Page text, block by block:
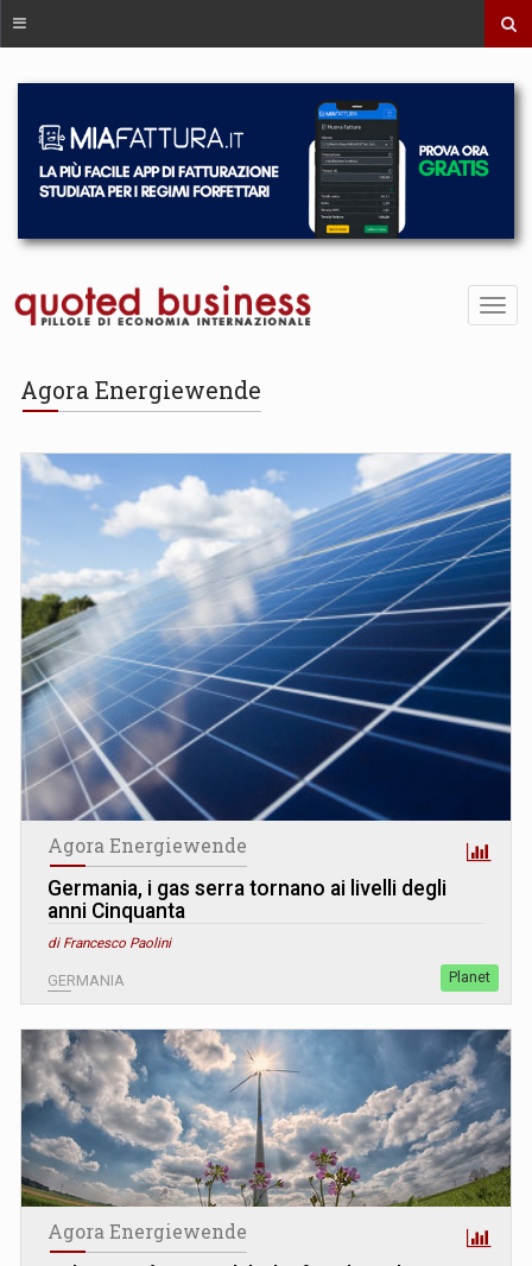
Agora Energiewende
Agora Energiewende
Germania, i gas serra tornano ai livelli degli
anni Cinquanta
di Francesco Paolini
GERMANIA Planet
Agora Energiewende